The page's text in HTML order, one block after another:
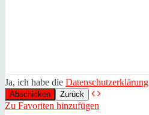
Ja, ich habe die Datenschutzerklärung
Zurück
Zu Favoriten hinzufügen